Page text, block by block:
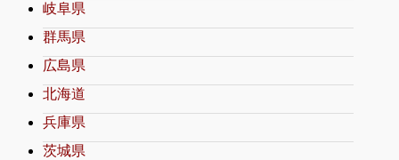
岐阜県
群馬県
広島県
北海道
兵庫県
茨城県